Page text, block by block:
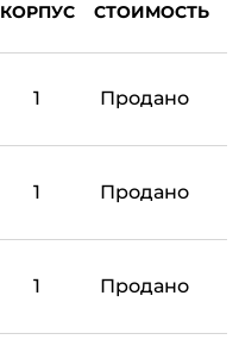
КОРПУС СТОИМОСТЬ
1 Продано
1 Продано
1 Продано